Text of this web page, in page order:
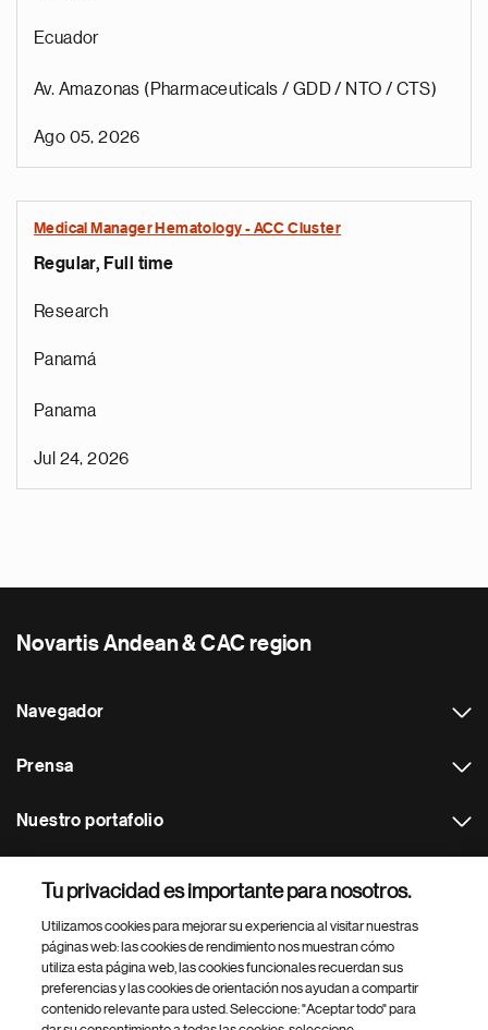
Ecuador
Av. Amazonas (Pharmaceuticals / GDD / NTO / CTS)
Ago 05, 2026
Medical Manager Hematology - ACC Cluster
Regular, Full time
Research
Panamá
Panama
Jul 24, 2026
Novartis Andean & CAC region
Navegador
Prensa
Nuestro portafolio
Footer Site Search
Tu privacidad es importante para nosotros.
Utilizamos cookies para mejorar su experiencia al visitar nuestras
páginas web: las cookies de rendimiento nos muestran cómo
utiliza esta página web, las cookies funcionales recuerdan sus
preferencias y las cookies de orientación nos ayudan a compartir
contenido relevante para usted. Seleccione: "Aceptar todo" para